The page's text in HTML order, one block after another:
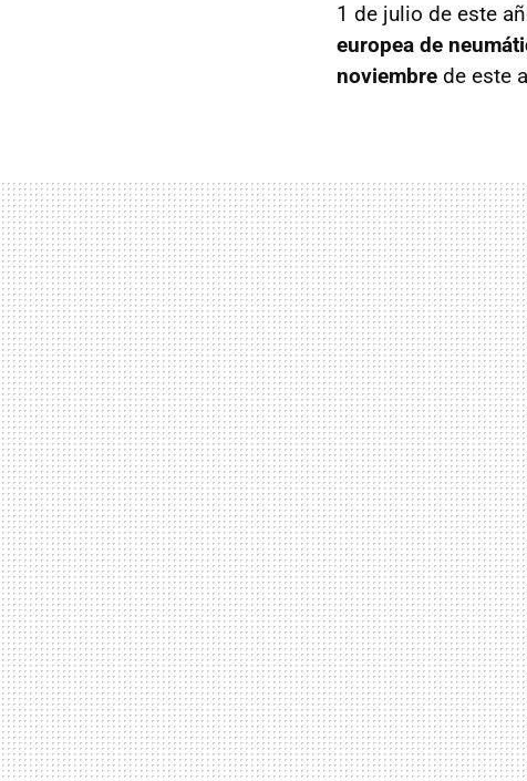
1 de julio de este
europea de
noviembre de este